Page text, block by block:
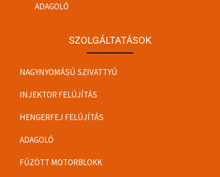
ADAGOLÓ
SZOLGÁLTATÁSOK
NAGYNYOMÁSÚ SZIVATTYÚ
INJEKTOR FELÚJÍTÁS
HENGERFEJ FELÚJÍTÁS
ADAGOLÓ
FŰZÖTT MOTORBLOKK